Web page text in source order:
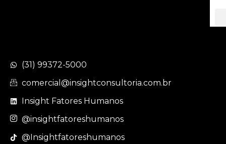
(31) 99372-5000
comercial@insightconsultoria.com.br
Insight Fatores Humanos
@insightfatoreshumanos
@Insightfatoreshumanos